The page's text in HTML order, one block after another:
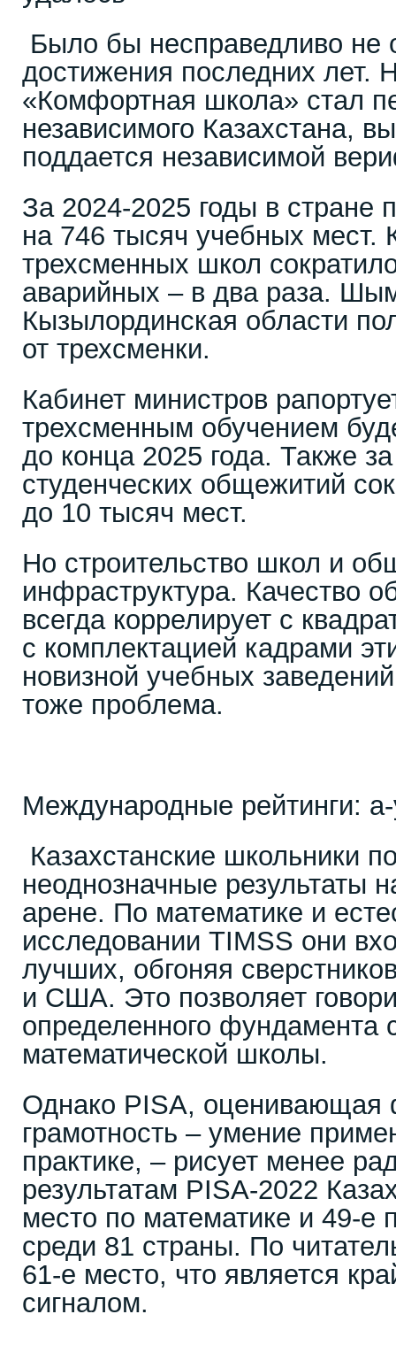
Было бы несправедливо не
достижения последних лет.
«Комфортная школа» стал
независимого Казахстана,
поддается независимой
За 2024-2025 годы в стране
на 746 тысяч учебных мест.
трехсменных школ
аварийных – в два раза.
Кызылординская области
от трехсменки.
Кабинет министров
трехсменным обучением
до конца 2025 года. Также
студенческих общежитий
до 10 тысяч мест.
Но строительство школ и
инфраструктура. Качество
всегда коррелирует с
с комплектацией кадрами
новизной учебных
тоже проблема.
Международные рейтинги:
Казахстанские школьники
неоднозначные результаты
арене. По математике и
исследовании TIMSS они
лучших, обгоняя
и США. Это позволяет
определенного фундамента
математической школы.
Однако PISA, оценивающая
грамотность – умение
практике, – рисует менее
результатам PISA-2022
место по математике и 49-е
среди 81 страны. По
61-е место, что является
сигналом.